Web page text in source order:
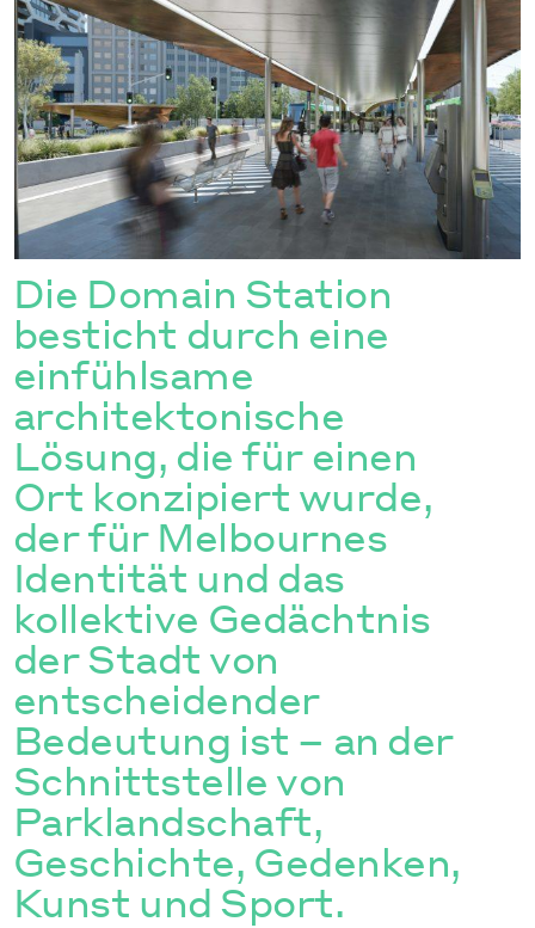
Die Domain Station
besticht durch eine
einfühlsame
architektonische
Lösung, die für einen
Ort konzipiert wurde,
der für Melbournes
Identität und das
kollektive Gedächtnis
der Stadt von
entscheidender
Bedeutung ist – an der
Schnittstelle von
Parklandschaft,
Geschichte, Gedenken,
Kunst und Sport.